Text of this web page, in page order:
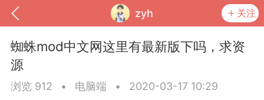
zyh 关注
蜘蛛mod中文网这里有最新版下吗，求资
源
浏览 912 • 电脑端 • 2020-03-17 10:29